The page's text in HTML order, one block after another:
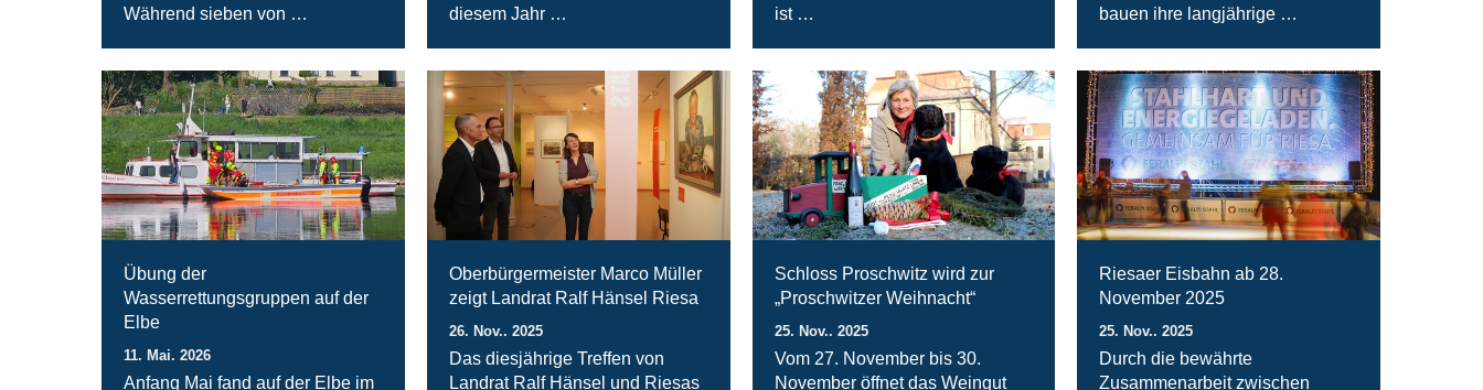
Während sieben von …
diesem Jahr …
ist …
bauen ihre langjährige …
Übung der
Wasserrettungsgruppen auf der
Elbe
11. Mai. 2026
Anfang Mai fand auf der Elbe im
Oberbürgermeister Marco Müller
zeigt Landrat Ralf Hänsel Riesa
26. Nov.. 2025
Das diesjährige Treffen von
Landrat Ralf Hänsel und Riesas
Schloss Proschwitz wird zur
„Proschwitzer Weihnacht“
25. Nov.. 2025
Vom 27. November bis 30.
November öffnet das Weingut
Riesaer Eisbahn ab 28.
November 2025
25. Nov.. 2025
Durch die bewährte
Zusammenarbeit zwischen